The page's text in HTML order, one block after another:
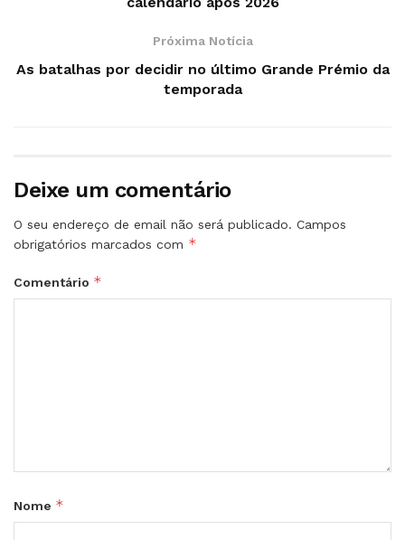
Próxima Notícia
As batalhas por decidir no último Grande Prémio da
temporada
Deixe um comentário
O seu endereço de email não será publicado. Campos
obrigatórios marcados com *
Comentário *
Nome *